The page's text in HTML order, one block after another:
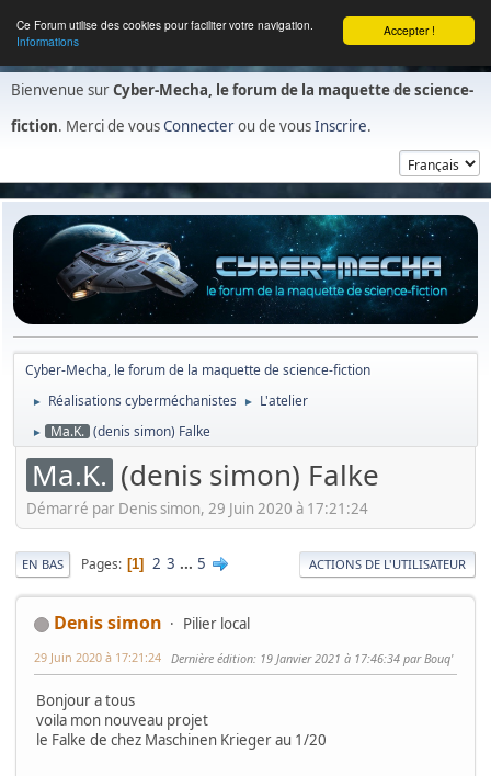
Accepter !
Ce Forum utilise des cookies pour faciliter votre navigation.
Informations
Bienvenue surCyber-Mecha, le forum de la maquette de science-
fiction. Merci de vousConnecterou de vousInscrire.
Cyber-Mecha, le forum de la maquette de science-fiction
► Réalisations cyberméchanistes ► L'atelier
► Ma.K. (denis simon) Falke
Ma.K. (denis simon) Falke
Démarré par Denis simon, 29 Juin 2020 à 17:21:24
EN BAS Pages 1 2 3 ... 5 ACTIONS DE L'UTILISATEUR
Denis simon Pilier local
29 Juin 2020 à 17:21:24 Dernière édition: 19 Janvier 2021 à 17:46:34 par Bouq'
Bonjour a tous
voila mon nouveau projet
le Falke de chez Maschinen Krieger au 1/20